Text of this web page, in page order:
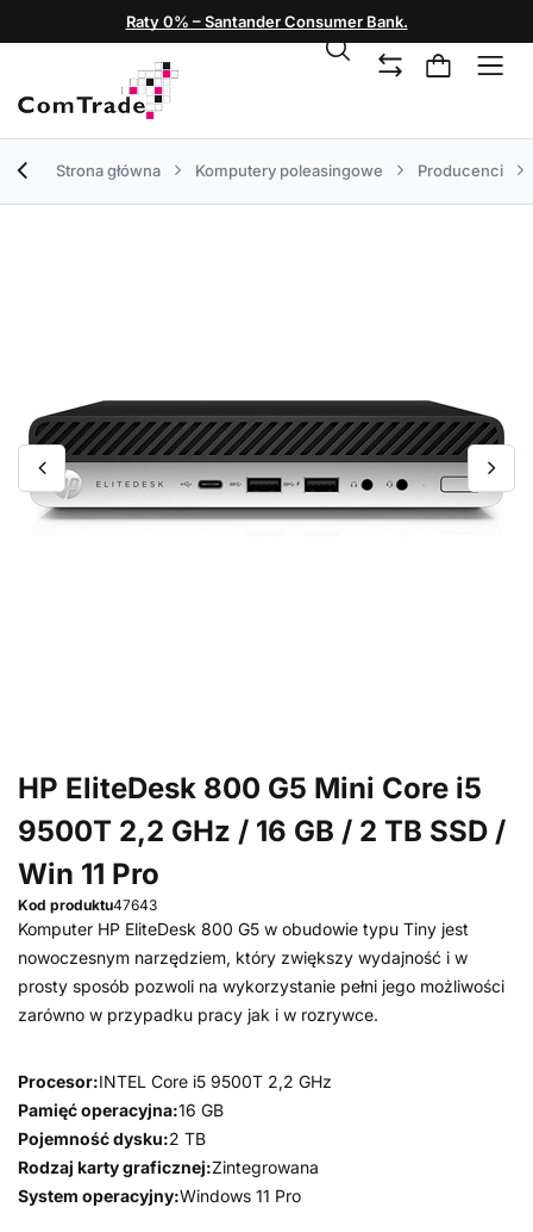
Raty 0% – Santander Consumer Bank.
Strona główna Komputery poleasingowe Producenci
HP EliteDesk 800 G5 Mini Core i5
9500T 2,2 GHz / 16 GB / 2 TB SSD /
Win 11 Pro
Kod produktu47643
Komputer HP EliteDesk 800 G5 w obudowie typu Tiny jest
nowoczesnym narzędziem, który zwiększy wydajność i w
prosty sposób pozwoli na wykorzystanie pełni jego możliwości
zarówno w przypadku pracy jak i w rozrywce.
Procesor:INTEL Core i5 9500T 2,2 GHz
Pamięć operacyjna:16 GB
Pojemność dysku:2 TB
Rodzaj karty graficznej:Zintegrowana
System operacyjny:Windows 11 Pro